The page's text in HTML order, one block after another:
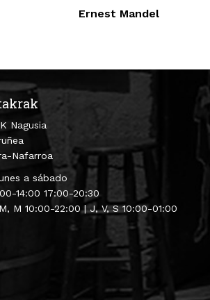
Ernest Mandel
Nagusia
Nafarroa
a sábado
14:00 17:00-20:30
M 10:00-22:00 | J, V, S 10:00-01:00